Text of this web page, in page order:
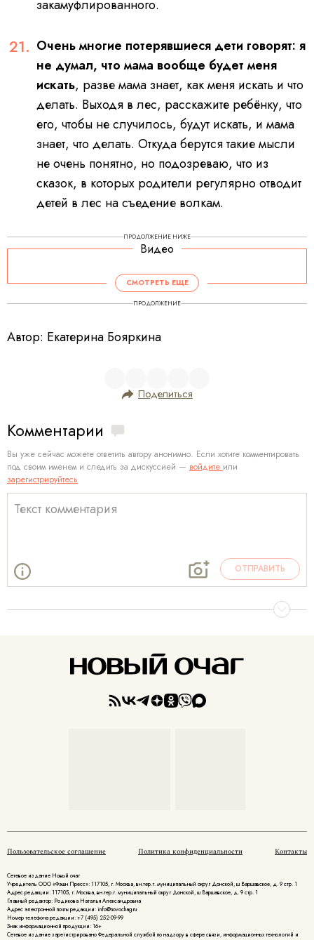
закамуфлированного.
Очень многие потерявшиеся дети говорят: я
не думал, что мама вообще будет меня
искать, разве мама знает, как меня искать и что
делать. Выходя в лес, расскажите ребёнку, что
его, чтобы не случилось, будут искать, и мама
знает, что делать. Откуда берутся такие мысли
не очень понятно, но подозреваю, что из
сказок, в которых родители регулярно отводит
детей в лес на съедение волкам.
ПРОДОЛЖЕНИЕ НИЖЕ
Видео
СМОТРЕТЬ ЕЩЕ
ПРОДОЛЖЕНИЕ
Автор: Екатерина Бояркина
Поделиться
Комментарии
Вы уже сейчас можете ответить автору анонимно. Если хотите комментировать
под своим именем и следить за дискуссией — войдите или
зарегистрируйтесь
ОТПРАВИТЬ
Пользовательское соглашение Политика конфиденциальности Контакты
Сетевое издание Новый очаг
Учредитель ООО «Фэшн Пресс»: 117105, г. Москва, вн.тер.г. муниципальный округ Донской, ш Варшавское, д. 9 стр. 1
Адрес редакции: 117105, г. Москва, вн.тер.г. муниципальный округ Донской, ш Варшавское, д. 9 стр. 1
Главный редактор: Родикова Наталья Александровна
Адрес электронной почты редакции: info@novochag.ru
Номер телефона редакции: +7 (495) 252-09-99
Знак информационной продукции: 16+
Cетевое издание зарегистрировано Федеральной службой по надзору в сфере связи, информационных технологий и